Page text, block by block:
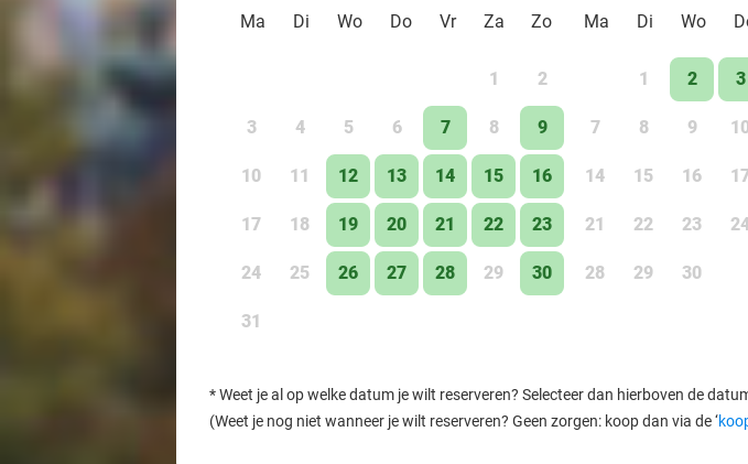
Ma
Di Wo Do Vr Za Zo
1 2
3 4 5 6 7 8 9
10 11 12 13 14 15 16
17 18 19 20 21 22 23
24 25 26 27 28 29 30
31
Ma
Di Wo
1 2 3
7 8 9
14 15 16
21 22 23
28 29 30
*Weet je al op welke datum je wilt reserveren? Selecteer dan hierboven de
(Weet je nog niet wanneer je wilt reserveren? Geen zorgen: koop dan via de ‘